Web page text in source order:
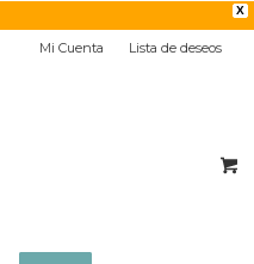
X
Mi Cuenta Lista de deseos